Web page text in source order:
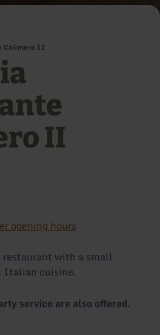
Calimero II
II
opening hours
restaurant with a small
Italian cuisine.
service are also offered.